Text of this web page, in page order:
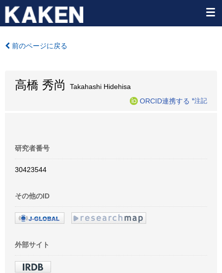
前のページに戻る
高橋 秀尚
Takahashi Hidehisa
ORCID連携する *注記
研究者番号
30423544
その他のID
外部サイト